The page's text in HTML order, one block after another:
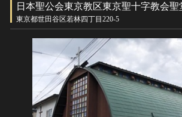
日本聖公会東京教区東京聖十字教会聖
東京都世田谷区若林四丁目220-5